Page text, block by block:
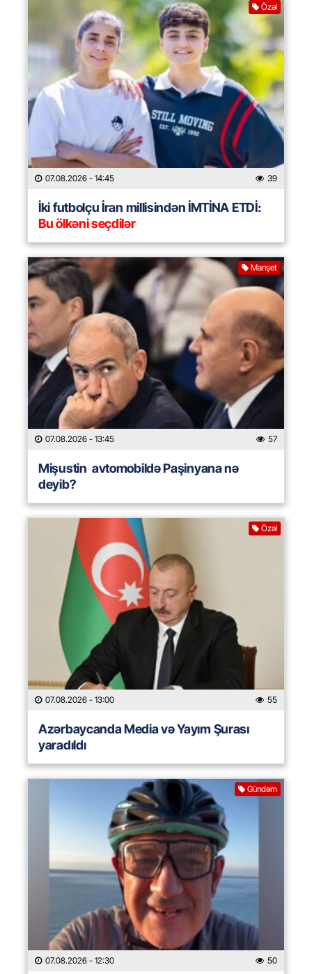
Özəl
07.08.2026 - 14:45 39
İki futbolçu İran millisindən İMTİNA ETDİ:
Bu ölkəni seçdilər
Manşet
07.08.2026 - 13:45 57
Mişustin avtomobildə Paşinyana nə
deyib?
Özəl
07.08.2026 - 13:00 55
Azərbaycanda Media və Yayım Şurası
yaradıldı
Gündəm
07.08.2026 - 12:30 50